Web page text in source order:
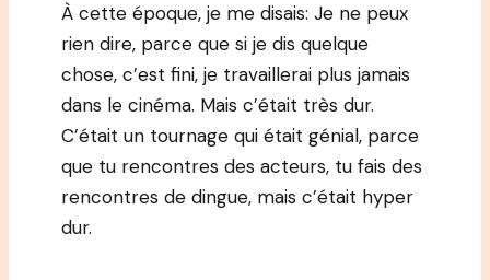
À cette époque, je me disais: Je ne peux
rien dire, parce que si je dis quelque
chose, c’est fini, je travaillerai plus jamais
dans le cinéma. Mais c’était très dur.
C’était un tournage qui était génial, parce
que tu rencontres des acteurs, tu fais des
rencontres de dingue, mais c’était hyper
dur.